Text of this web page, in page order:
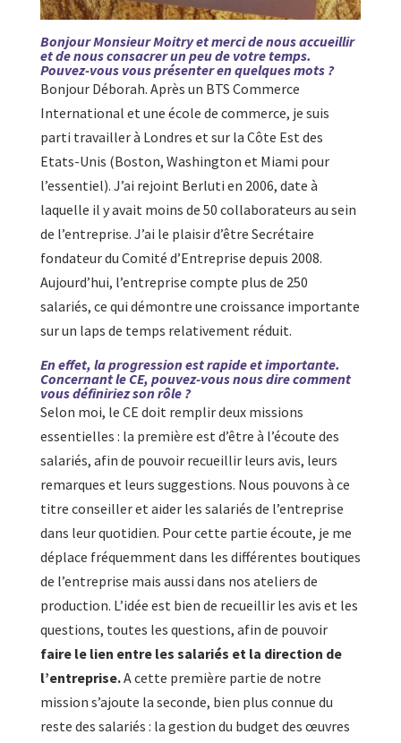
Bonjour Monsieur Moitry et merci de nous accueillir
et de nous consacrer un peu de votre temps.
Pouvez-vous vous présenter en quelques mots ?
Bonjour Déborah. Après un BTS Commerce
International et une école de commerce, je suis
parti travailler à Londres et sur la Côte Est des
Etats-Unis (Boston, Washington et Miami pour
l’essentiel). J’ai rejoint Berluti en 2006, date à
laquelle il y avait moins de 50 collaborateurs au sein
de l’entreprise. J’ai le plaisir d’être Secrétaire
fondateur du Comité d’Entreprise depuis 2008.
Aujourd’hui, l’entreprise compte plus de 250
salariés, ce qui démontre une croissance importante
sur un laps de temps relativement réduit.
En effet, la progression est rapide et importante.
Concernant le CE, pouvez-vous nous dire comment
vous définiriez son rôle ?
Selon moi, le CE doit remplir deux missions
essentielles : la première est d’être à l’écoute des
salariés, afin de pouvoir recueillir leurs avis, leurs
remarques et leurs suggestions. Nous pouvons à ce
titre conseiller et aider les salariés de l’entreprise
dans leur quotidien. Pour cette partie écoute, je me
déplace fréquemment dans les différentes boutiques
de l’entreprise mais aussi dans nos ateliers de
production. L’idée est bien de recueillir les avis et les
questions, toutes les questions, afin de pouvoir
faire le lien entre les salariés et la direction de
l’entreprise.A cette première partie de notre
mission s’ajoute la seconde, bien plus connue du
reste des salariés : la gestion du budget des œuvres